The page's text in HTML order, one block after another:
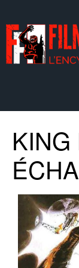
KING